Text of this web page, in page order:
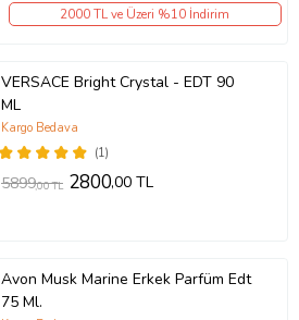
2000 TL ve Üzeri %10 İndirim
VERSACE Bright Crystal - EDT 90
ML
(1)
Kargo Bedava
5899,00 TL 2800,00 TL
Avon Musk Marine Erkek Parfüm Edt
75 Ml.